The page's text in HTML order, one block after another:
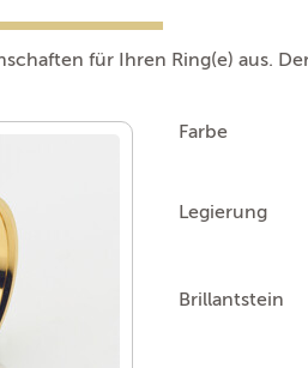
für Ihren Ring(e) aus.
Farbe
Legierung
Brillantstein